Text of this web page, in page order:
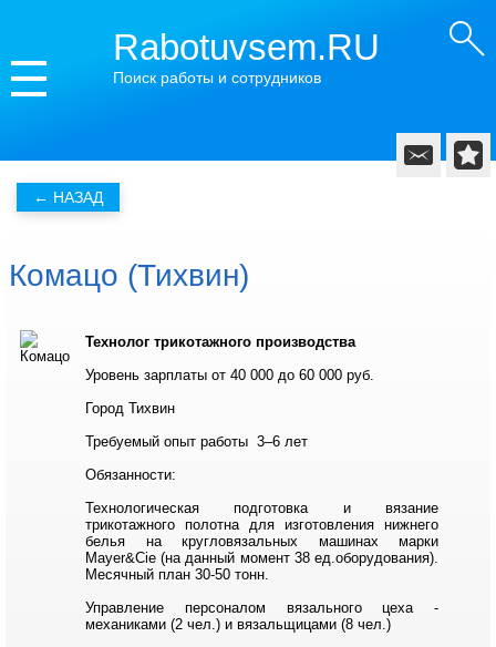
Rabotuvsem.RU
Поиск работы и сотрудников
Комацо (Тихвин)
Технолог трикотажного производства
Уровень зарплаты от 40 000 до 60 000 руб.
Город Тихвин
Требуемый опыт работы 3–6 лет
Обязанности:
Технологическая подготовка и вязание
трикотажного полотна для изготовления нижнего
белья на кругловязальных машинах марки
Mayer&Cie (на данный момент 38 ед.оборудования).
Месячный план 30-50 тонн.
Управление персоналом вязального цеха -
механиками (2 чел.) и вязальщицами (8 чел.)